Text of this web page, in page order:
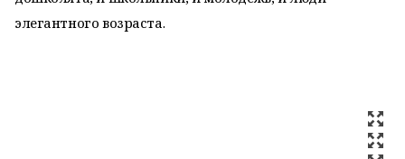
элегантного возраста.